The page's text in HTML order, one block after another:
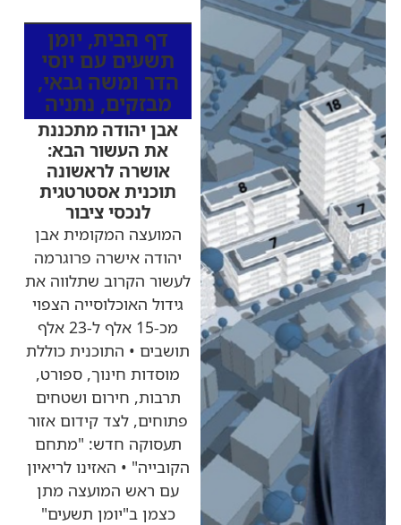
דף הבית, יומן
תשעים עם יוסי
הדר ומשה גבאי,
מבזקים, נתניה
אבן יהודה מתכננת
את העשור הבא:
אושרה לראשונה
תוכנית אסטרטגית
לנכסי ציבור
המועצה המקומית אבן
יהודה אישרה פרוגרמה
לעשור הקרוב שתלווה את
גידול האוכלוסייה הצפוי
מכ-15 אלף ל-23 אלף
תושבים • התוכנית כוללת
מוסדות חינוך, ספורט,
תרבות, חירום ושטחים
פתוחים, לצד קידום אזור
תעסוקה חדש: "מתחם
הקובייה" • האזינו לריאיון
עם ראש המועצה מתן
כצמן ב"יומן תשעים"